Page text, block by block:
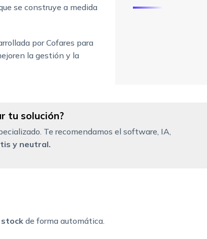
se construye a medida
por Cofares para
la gestión y la
tu solución?
Te recomendamos el software, IA,
y neutral.
de forma automática.